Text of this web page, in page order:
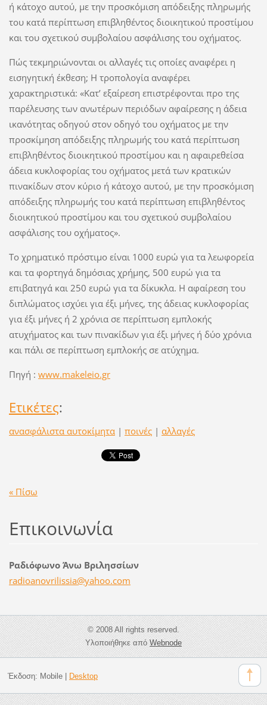
ή κάτοχο αυτού, με την προσκόμιση απόδειξης πληρωμής
του κατά περίπτωση επιβληθέντος διοικητικού προστίμου
και του σχετικού συμβολαίου ασφάλισης του οχήματος.
Πώς τεκμηριώνονται οι αλλαγές τις οποίες αναφέρει η
εισηγητική έκθεση; Η τροπολογία αναφέρει
χαρακτηριστικά: «Κατ’ εξαίρεση επιστρέφονται προ της
παρέλευσης των ανωτέρων περιόδων αφαίρεσης η άδεια
ικανότητας οδηγού στον οδηγό του οχήματος με την
προσκίμηση απόδειξης πληρωμής του κατά περίπτωση
επιβληθέντος διοικητικού προστίμου και η αφαιρεθείσα
άδεια κυκλοφορίας του οχήματος μετά των κρατικών
πινακίδων στον κύριο ή κάτοχο αυτού, με την προσκόμιση
απόδειξης πληρωμής του κατά περίπτωση επιβληθέντος
διοικητικού προστίμου και του σχετικού συμβολαίου
ασφάλισης του οχήματος».
Το χρηματικό πρόστιμο είναι 1000 ευρώ για τα λεωφορεία
και τα φορτηγά δημόσιας χρήμης, 500 ευρώ για τα
επιβατηγά και 250 ευρώ για τα δίκυκλα. Η αφαίρεση του
διπλώματος ισχύει για έξι μήνες, της άδειας κυκλοφορίας
για έξι μήνες ή 2 χρόνια σε περίπτωση εμπλοκής
ατυχήματος και των πινακίδων για έξι μήνες ή δύο χρόνια
και πάλι σε περίπτωση εμπλοκής σε ατύχημα.
Πηγή : www.makeleio.gr
Ετικέτες:
ανασφάλιστα αυτοκίμητα | ποινές | αλλαγές
« Πίσω
Επικοινωνία
Ραδιόφωνο Άνω Βριλησσίων
radioanovrilissia@yahoo.com
© 2008 All rights reserved.
Υλοποιήθηκε απόWebnode
Έκδοση: Mobile| Desktop